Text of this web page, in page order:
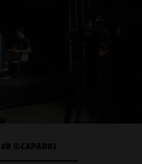
©CAPADOL